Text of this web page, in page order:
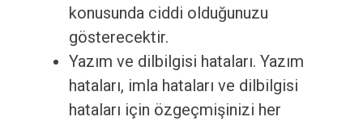
konusunda ciddi olduğunuzu
gösterecektir.
Yazım ve dilbilgisi hataları. Yazım
hataları, imla hataları ve dilbilgisi
hataları için özgeçmişinizi her